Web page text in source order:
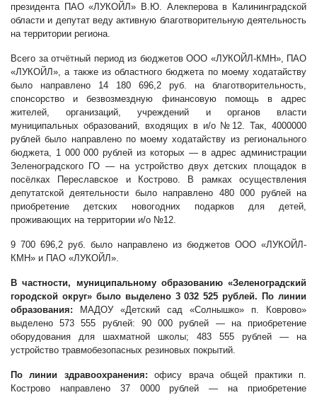
президента ПАО «ЛУКОЙЛ» В.Ю. Алекперова в Калининградской
области и депутат веду активную благотворительную деятельность
на территории региона.
Всего за отчётный период из бюджетов ООО «ЛУКОЙЛ-КМН», ПАО
«ЛУКОЙЛ», а также из областного бюджета по моему ходатайству
было направлено 14 180 696,2 руб. на благотворительность,
спонсорство и безвозмездную финансовую помощь в адрес
жителей, организаций, учреждений и органов власти
муниципальных образований, входящих в и/о №12.
Так, 4000000
рублей было направлено по моему ходатайству из регионального
бюджета, 1 000 000 рублей из которых — в адрес администрации
Зеленоградского ГО — на устройство двух детских площадок в
посёлках Переславское и Кострово. В рамках осуществления
депутатской деятельности было направлено 480 000 рублей на
приобретение детских новогодних подарков для детей,
проживающих на территории и/о №12.
9 700 696,2 руб. было направлено из бюджетов ООО «ЛУКОЙЛ-
КМН» и ПАО «ЛУКОЙЛ».
В частности,
муниципальному образованию «Зеленоградский
городской округ» было выделено 3 032 525 рублей. По линии
образования: МАДОУ «Детский сад «Солнышко» п. Коврово»
выделено 573 555 рублей: 90 000 рублей — на приобретение
оборудования для шахматной школы; 483 555 рублей — на
устройство травмобезопасных резиновых покрытий.
По линии здравоохранения:офису врача общей практики п.
Кострово направлено 37 0000 рублей — на приобретение